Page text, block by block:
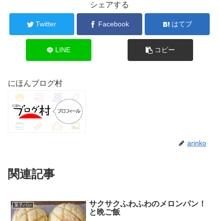
シェアする
Twitter Facebook はてブ
LINE コピー
にほんブログ村
arinko
関連記事
菓子パン
サクサクふわふわのメロンパン！
と晩ご飯